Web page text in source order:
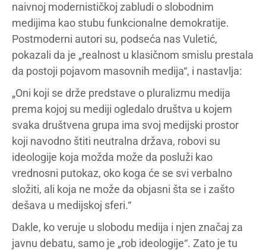
naivnoj modernističkoj zabludi o slobodnim
medijima kao stubu funkcionalne demokratije.
Postmoderni autori su, podseća nas Vuletić,
pokazali da je „realnost u klasičnom smislu prestala
da postoji pojavom masovnih medija“, i nastavlja:
„Oni koji se drže predstave o pluralizmu medija
prema kojoj su mediji ogledalo društva u kojem
svaka društvena grupa ima svoj medijski prostor
koji navodno štiti neutralna država, robovi su
ideologije koja možda može da posluži kao
vrednosni putokaz, oko koga će se svi verbalno
složiti, ali koja ne može da objasni šta se i zašto
dešava u medijskoj sferi.“
Dakle, ko veruje u slobodu medija i njen značaj za
javnu debatu, samo je „rob ideologije“. Zato je tu